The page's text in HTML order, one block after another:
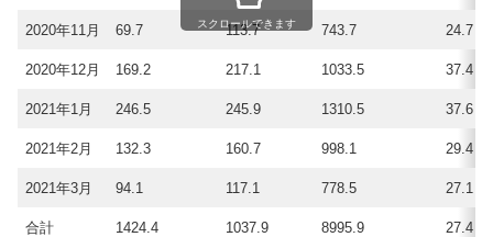
2020年11月 69.7 113.7 743.7 24.7
2020年12月 169.2 217.1 1033.5 37.4
2021年1月 246.5 245.9 1310.5 37.6
2021年2月 132.3 160.7 998.1 29.4
2021年3月 94.1 117.1 778.5 27.1
合計 1424.4 1037.9 8995.9 27.4
スクロールできます